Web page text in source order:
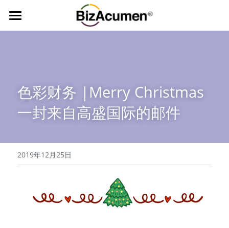
首页
商业洞察与财务智慧
资源中心
021-55123277
色彩财务 |Merry Christmas
一封来自高盛国际的邮件
2019年12月25日